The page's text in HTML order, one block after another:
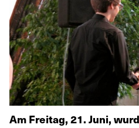
Am Freitag, 21. Juni,